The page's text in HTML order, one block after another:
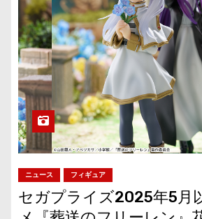
ニュース フィギュア
セガプライズ2025年5月